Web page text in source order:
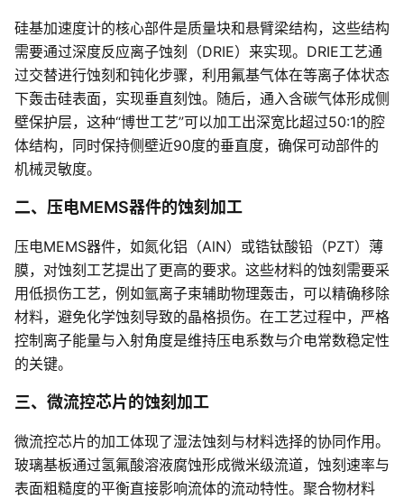
硅基加速度计的核心部件是质量块和悬臂梁结构，这些结构
需要通过深度反应离子蚀刻（DRIE）来实现。DRIE工艺通
过交替进行蚀刻和钝化步骤，利用氟基气体在等离子体状态
下轰击硅表面，实现垂直刻蚀。随后，通入含碳气体形成侧
壁保护层，这种“博世工艺”可以加工出深宽比超过50:1的腔
体结构，同时保持侧壁近90度的垂直度，确保可动部件的
机械灵敏度。
二、压电MEMS器件的蚀刻加工
压电MEMS器件，如氮化铝（AlN）或锆钛酸铅（PZT）薄
膜，对蚀刻工艺提出了更高的要求。这些材料的蚀刻需要采
用低损伤工艺，例如氩离子束辅助物理轰击，可以精确移除
材料，避免化学蚀刻导致的晶格损伤。在工艺过程中，严格
控制离子能量与入射角度是维持压电系数与介电常数稳定性
的关键。
三、微流控芯片的蚀刻加工
微流控芯片的加工体现了湿法蚀刻与材料选择的协同作用。
玻璃基板通过氢氟酸溶液腐蚀形成微米级流道，蚀刻速率与
表面粗糙度的平衡直接影响流体的流动特性。聚合物材料